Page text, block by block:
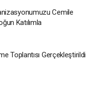
Cemile
Katılımla
Toplantısı Gerçekleştirildi